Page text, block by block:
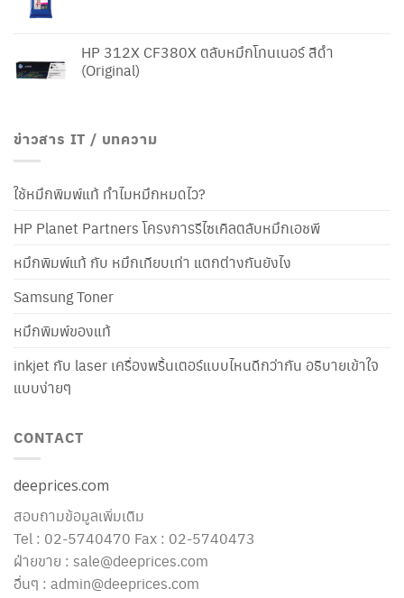
HP 312X CF380X ตลับหมึกโทนเนอร์ สีดำ
(Original)
ข่าวสาร IT / บทความ
ใช้หมึกพิมพ์แท้ ทำไมหมึกหมดไว?
HP Planet Partners โครงการรีไซเคิลตลับหมึกเอชพี
หมึกพิมพ์แท้ กับ หมึกเทียบเท่า แตกต่างกันยังไง
Samsung Toner
หมึกพิมพ์ของแท้
inkjet กับ laser เครื่องพริ้นเตอร์แบบไหนดีกว่ากัน อธิบายเข้าใจ
แบบง่ายๆ
CONTACT
deeprices.com
สอบถามข้อมูลเพิ่มเติม
Tel : 02-5740470 Fax : 02-5740473
ฝ่ายขาย : sale@deeprices.com
อื่นๆ : admin@deeprices.com